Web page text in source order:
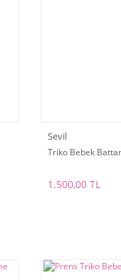
Sevil
Triko Bebek
1.500,00 TL